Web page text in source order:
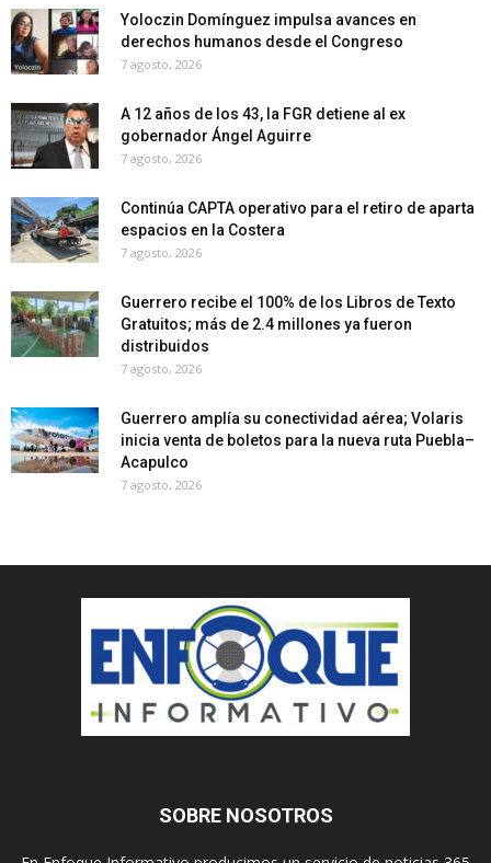
Yoloczin Domínguez impulsa avances en
derechos humanos desde el Congreso
7 agosto, 2026
A 12 años de los 43, la FGR detiene al ex
gobernador Ángel Aguirre
7 agosto, 2026
Continúa CAPTA operativo para el retiro de aparta
espacios en la Costera
7 agosto, 2026
Guerrero recibe el 100% de los Libros de Texto
Gratuitos; más de 2.4 millones ya fueron
distribuidos
7 agosto, 2026
Guerrero amplía su conectividad aérea; Volaris
inicia venta de boletos para la nueva ruta Puebla–
Acapulco
7 agosto, 2026
SOBRE NOSOTROS